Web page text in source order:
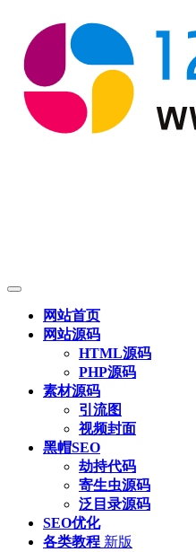
网站首页
网站源码
HTML源码
PHP源码
素材源码
引流图
视频封面
黑帽SEO
劫持代码
寄生虫源码
泛目录源码
SEO优化
各类教程 新版